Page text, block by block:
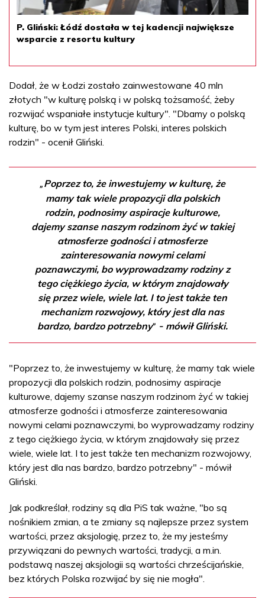
P. Gliński: Łódź dostała w tej kadencji największe
wsparcie z resortu kultury
Dodał, że w Łodzi zostało zainwestowane 40 mln
złotych "w kulturę polską i w polską tożsamość, żeby
rozwijać wspaniałe instytucje kultury". "Dbamy o polską
kulturę, bo w tym jest interes Polski, interes polskich
rodzin" - ocenił Gliński.
„ Poprzez to, że inwestujemy w kulturę, że
mamy tak wiele propozycji dla polskich
rodzin, podnosimy aspiracje kulturowe,
dajemy szanse naszym rodzinom żyć w takiej
atmosferze godności i atmosferze
zainteresowania nowymi celami
poznawczymi, bo wyprowadzamy rodziny z
tego ciężkiego życia, w którym znajdowały
się przez wiele, wiele lat. I to jest także ten
mechanizm rozwojowy, który jest dla nas
bardzo, bardzo potrzebny” – mówił Gliński.
"Poprzez to, że inwestujemy w kulturę, że mamy tak wiele
propozycji dla polskich rodzin, podnosimy aspiracje
kulturowe, dajemy szanse naszym rodzinom żyć w takiej
atmosferze godności i atmosferze zainteresowania
nowymi celami poznawczymi, bo wyprowadzamy rodziny
z tego ciężkiego życia, w którym znajdowały się przez
wiele, wiele lat. I to jest także ten mechanizm rozwojowy,
który jest dla nas bardzo, bardzo potrzebny" - mówił
Gliński.
Jak podkreślał, rodziny są dla PiS tak ważne, "bo są
nośnikiem zmian, a te zmiany są najlepsze przez system
wartości, przez aksjologię, przez to, że my jesteśmy
przywiązani do pewnych wartości, tradycji, a m.in.
podstawą naszej aksjologii są wartości chrześcijańskie,
bez których Polska rozwijać by się nie mogła".